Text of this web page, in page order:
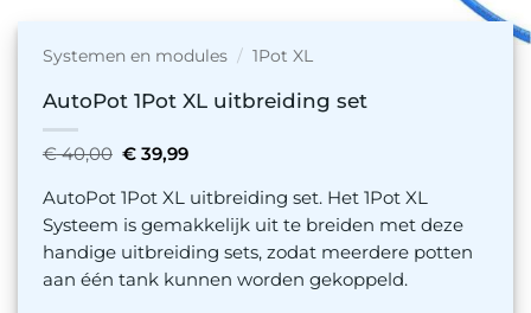
Systemen en modules / 1Pot XL
AutoPot 1Pot XL uitbreiding set
€40,00 Oorspronkelijke
was:
€ 40,00.
€ 39,99Huidige
is:
€ 39,99.
AutoPot 1Pot XL uitbreiding set. Het 1Pot XL
Systeem is gemakkelijk uit te breiden met deze
handige uitbreiding sets, zodat meerdere potten
aan één tank kunnen worden gekoppeld.